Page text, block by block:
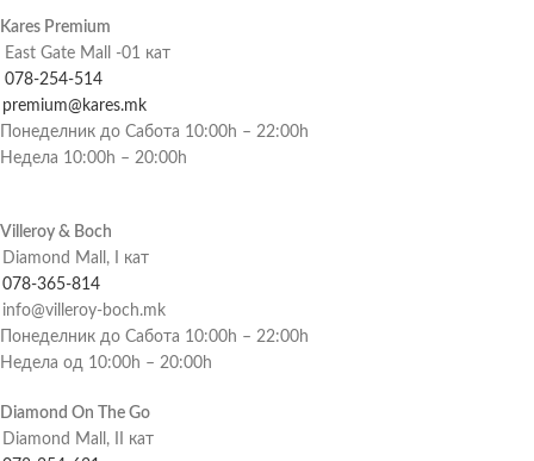
Kares Premium
East Gate Mall -01 кат
078-254-514
premium@kares.mk
Понеделник до Сабота 10:00h – 22:00h
Недела 10:00h – 20:00h
Villeroy & Boch
Diamond Mall, I кат
078-365-814
info@villeroy-boch.mk
Понеделник до Сабота 10:00h – 22:00h
Недела од 10:00h – 20:00h
Diamond On The Go
Diamond Mall, II кат